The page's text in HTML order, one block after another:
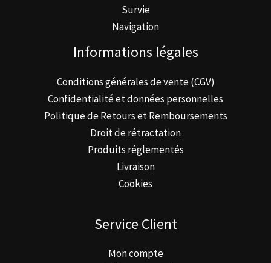
Survie
Navigation
Informations légales
Conditions générales de vente (CGV)
Confidentialité et données personnelles
Politique de Retours et Remboursements
Droit de rétractation
Produits réglementés
Livraison
Cookies
Service Client
Mon compte